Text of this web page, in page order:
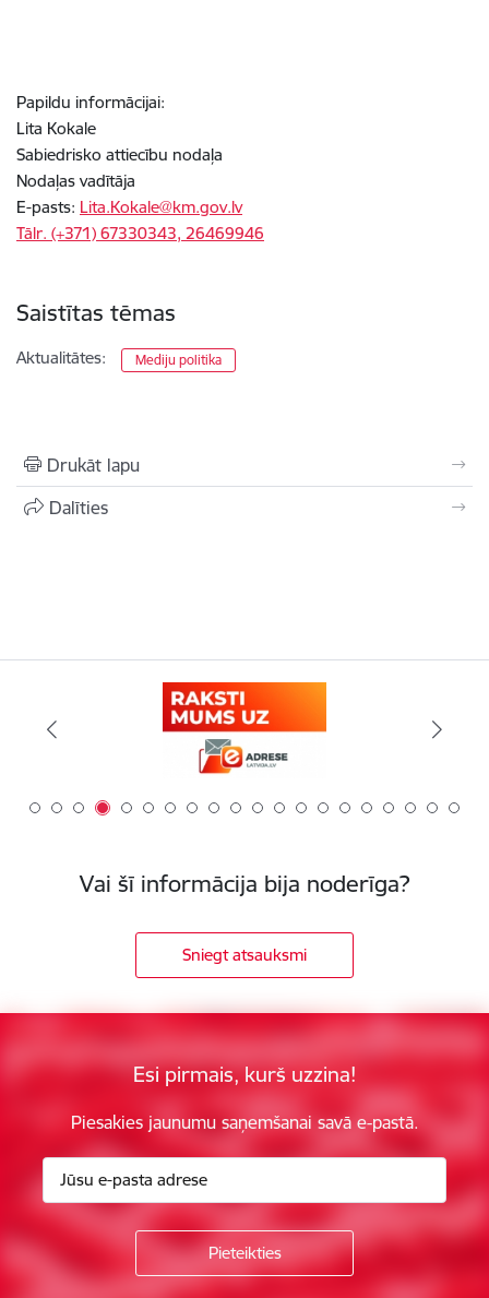
Papildu informācijai:
Lita Kokale
Sabiedrisko attiecību nodaļa
Nodaļas vadītāja
E-pasts: Lita.Kokale@km.gov.lv
Tālr. (+371) 67330343, 26469946
Saistītas tēmas
Aktualitātes: Mediju politika
Drukāt lapu
Dalīties
Vai šī informācija bija noderīga?
Sniegt atsauksmi
Esi pirmais, kurš uzzina!
Piesakies jaunumu saņemšanai savā e-pastā.